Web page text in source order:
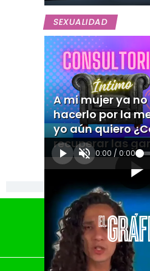
SEXUALIDAD
A mi mujer ya
hacerlo por la
yo aún quiero
recuperar las
0:00 / 0:00